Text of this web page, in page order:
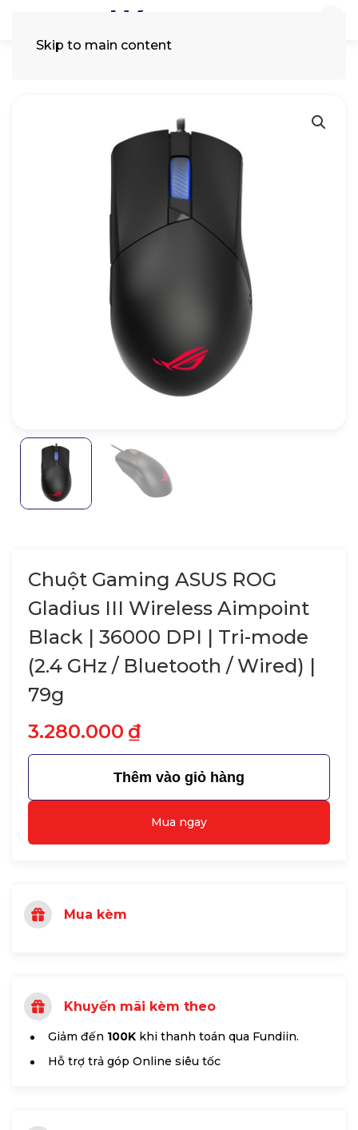
Skip to main content
Chuột Gaming ASUS ROG
Gladius III Wireless Aimpoint
Black | 36000 DPI | Tri-mode
(2.4 GHz / Bluetooth / Wired) |
79g
3.280.000 ₫
Thêm vào giỏ hàng
Mua ngay
Mua kèm
Khuyến mãi kèm theo
Giảm đến 100K khi thanh toán qua Fundiin.
Hỗ trợ trả góp Online siêu tốc